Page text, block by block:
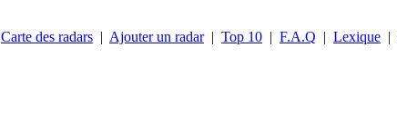
Carte des radars | Ajouter un radar | Top 10 | F.A.Q | Lexique |